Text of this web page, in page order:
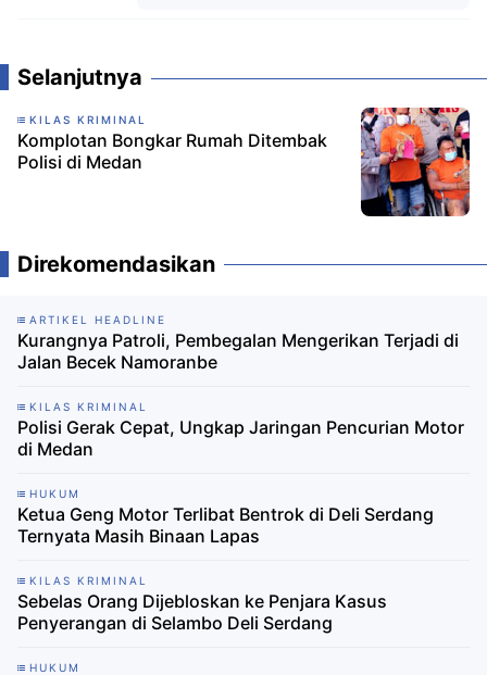
Selanjutnya
KILAS KRIMINAL
Komplotan Bongkar Rumah Ditembak
Polisi di Medan
Direkomendasikan
ARTIKEL HEADLINE
Kurangnya Patroli, Pembegalan Mengerikan Terjadi di
Jalan Becek Namoranbe
KILAS KRIMINAL
Polisi Gerak Cepat, Ungkap Jaringan Pencurian Motor
di Medan
HUKUM
Ketua Geng Motor Terlibat Bentrok di Deli Serdang
Ternyata Masih Binaan Lapas
KILAS KRIMINAL
Sebelas Orang Dijebloskan ke Penjara Kasus
Penyerangan di Selambo Deli Serdang
HUKUM